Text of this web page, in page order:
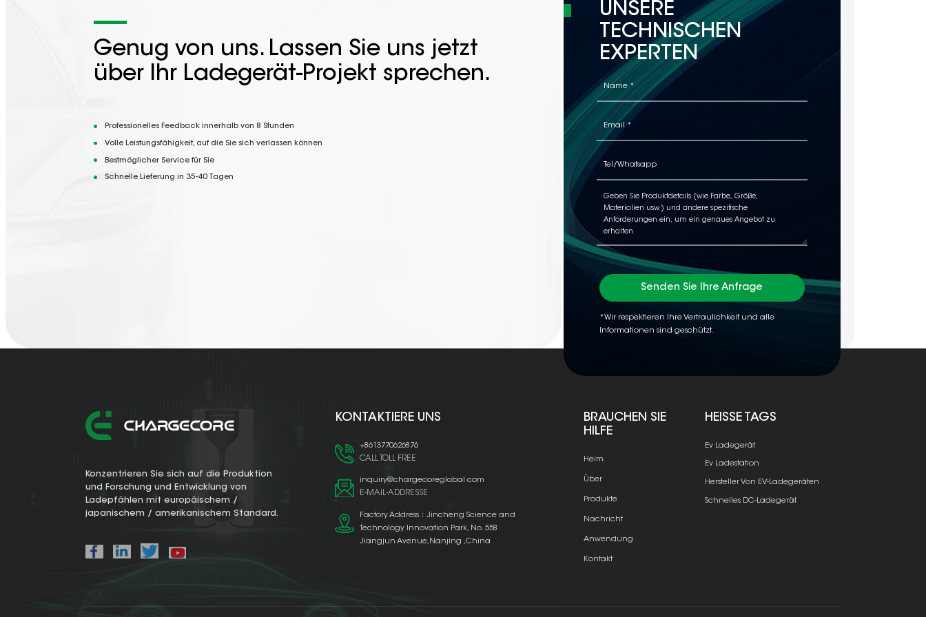
Genug von uns. Lassen Sie uns jetzt
über Ihr Ladegerät-Projekt sprechen.
Professionelles Feedback innerhalb von 8 Stunden
Volle Leistungsfähigkeit, auf die Sie sich verlassen können
Bestmöglicher Service für Sie
Schnelle Lieferung in 35-40 Tagen
UNSERE
TECHNISCHEN
EXPERTEN
Senden Sie Ihre Anfrage
*Wir respektieren Ihre Vertraulichkeit und alle
Informationen sind geschützt.
Konzentrieren Sie sich auf die Produktion
und Forschung und Entwicklung von
Ladepfählen mit europäischem /
japanischem / amerikanischem Standard.
KONTAKTIERE UNS
+8613770626876
CALL TOLL FREE
inquiry@chargecoreglobal.com
E-MAIL-ADDRESSE
Factory Address：Jincheng Science and
Technology Innovation Park, No. 558
Jiangjun Avenue,Nanjing ,China
BRAUCHEN SIE
HILFE
Heim
Über
Produkte
Nachricht
Anwendung
Kontakt
HEISSE TAGS
Ev Ladegerät
Ev Ladestation
Hersteller Von EV-Ladegeräten
Schnelles DC-Ladegerät